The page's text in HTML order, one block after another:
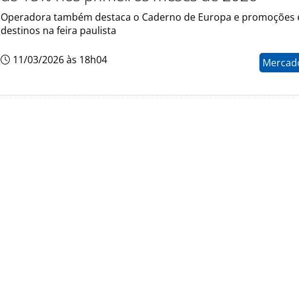
Operadora também destaca o Caderno de Europa e promoções
destinos na feira paulista
11/03/2026 às 18h04